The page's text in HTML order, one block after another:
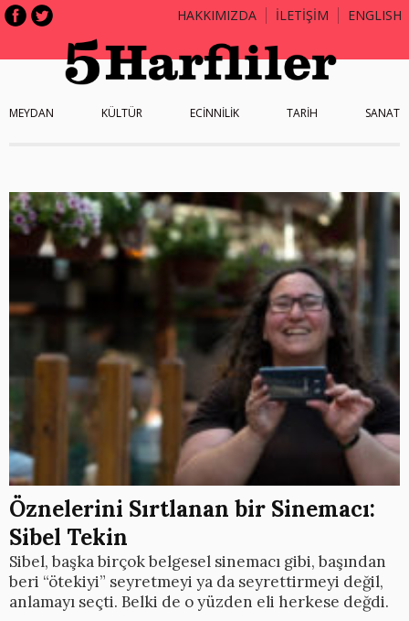
HAKKIMIZDA İLETİŞİM ENGLISH
MEYDAN KÜLTÜR ECİNNİLİK TARİH SANAT
Öznelerini Sırtlanan bir Sinemacı:
Sibel Tekin
Sibel, başka birçok belgesel sinemacı gibi, başından
beri “ötekiyi” seyretmeyi ya da seyrettirmeyi değil,
anlamayı seçti. Belki de o yüzden eli herkese değdi.